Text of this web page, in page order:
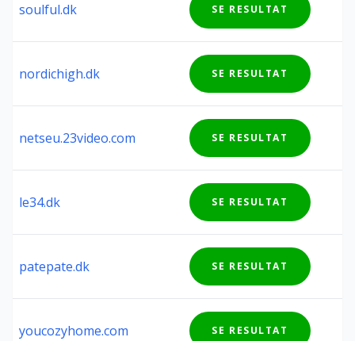
soulful.dk SE RESULTAT
nordichigh.dk SE RESULTAT
netseu.23video.com SE RESULTAT
le34.dk SE RESULTAT
patepate.dk SE RESULTAT
youcozyhome.com SE RESULTAT